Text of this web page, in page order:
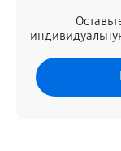
Замена
590